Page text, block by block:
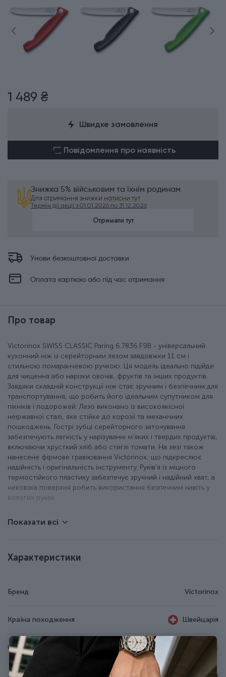
1 489 ₴
Швидке замовлення
Повідомлення про наявність
Знижка 5% військовим та їхнім родинам
Для отримання знижки натисни тут
Термін дії акції з 01.01.2026 по 31.12.2026
Отримати тут
Умови безкоштовної доставки
Оплата карткою або під час отримання
Про товар
Victorinox SWISS CLASSIC Paring 6.7836.F9B - універсальний
кухонний ніж із серейторним лезом завдовжки 11 см і
стильною помаранчевою ручкою. Ця модель ідеально підійде
для чищення або нарізки овочів, фруктів та інших продуктів.
Завдяки складній конструкції ніж стає зручним і безпечним для
транспортування, що робить його ідеальним супутником для
пікніків і подорожей. Лезо виконано із високоякісної
неіржавної сталі, яке стійке до корозії та механічних
пошкоджень. Гострі зубці серейторного заточування
забезпечують легкість у нарізуванні м'яких і твердих продуктів,
включаючи хрусткий хліб або стиглі томати. На лезі також
нанесене фірмове гравіювання Victorinox, що підкреслює
надійність і оригінальність інструменту. Руків'я із міцного
термостійкого пластику забезпечує зручний і надійний хват, а
нековзка поверхня робить використання безпечним навіть у
вологих руках.
Ніж для чищення та нарізки овочів або фруктів.
Довжина клинка - 11 см.
Показати всі
Характеристики
Бренд Victorinox
Країна походження Швейцарія
Серія Swiss Classic
Для чищення овочів та